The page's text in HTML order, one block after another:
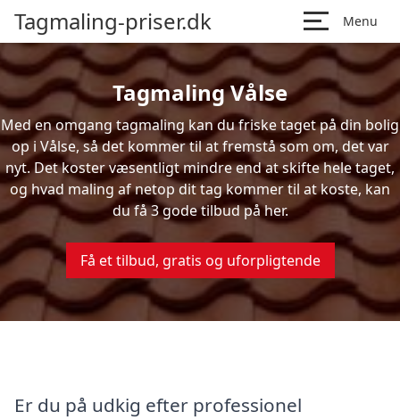
Tagmaling-priser.dk Menu
Tagmaling Vålse
Med en omgang tagmaling kan du friske taget på din bolig
op i Vålse, så det kommer til at fremstå som om, det var
nyt. Det koster væsentligt mindre end at skifte hele taget,
og hvad maling af netop dit tag kommer til at koste, kan
du få 3 gode tilbud på her.
Få et tilbud, gratis og uforpligtende
Er du på udkig efter professionel